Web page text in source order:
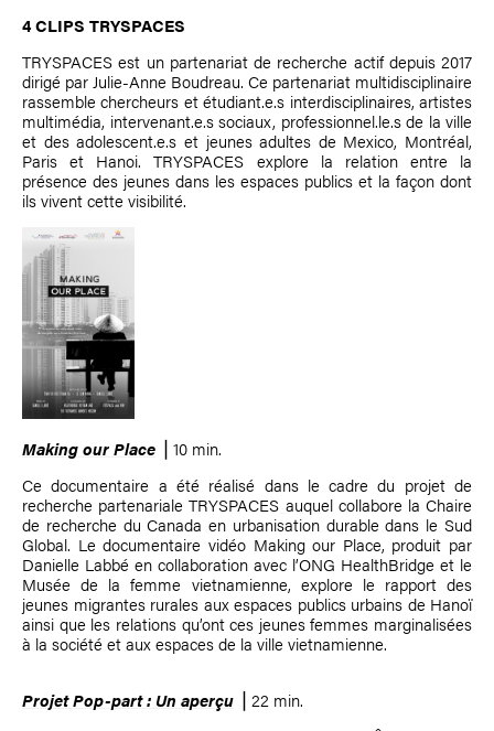
4 CLIPS TRYSPACES
TRYSPACES est un partenariat de recherche actif depuis 2017
dirigé par Julie-Anne Boudreau. Ce partenariat multidisciplinaire
rassemble chercheurs et étudiant.e.s interdisciplinaires, artistes
multimédia, intervenant.e.s sociaux, professionnel.le.s de la ville
et des adolescent.e.s et jeunes adultes de Mexico, Montréal,
Paris et Hanoi. TRYSPACES explore la relation entre la
présence des jeunes dans les espaces publics et la façon dont
ils vivent cette visibilité.
Making our Place
⎟ 10 min.
Ce documentaire a été réalisé dans le cadre du projet de
recherche partenariale TRYSPACES auquel collabore la Chaire
de recherche du Canada en urbanisation durable dans le Sud
Global. Le documentaire vidéo Making our Place, produit par
Danielle Labbé en collaboration avec l’ONG HealthBridge et le
Musée de la femme vietnamienne, explore le rapport des
jeunes migrantes rurales aux espaces publics urbains de Hanoï
ainsi que les relations qu’ont ces jeunes femmes marginalisées
à la société et aux espaces de la ville vietnamienne.
Projet Pop-part : Un aperçu ⎟ 22 min.